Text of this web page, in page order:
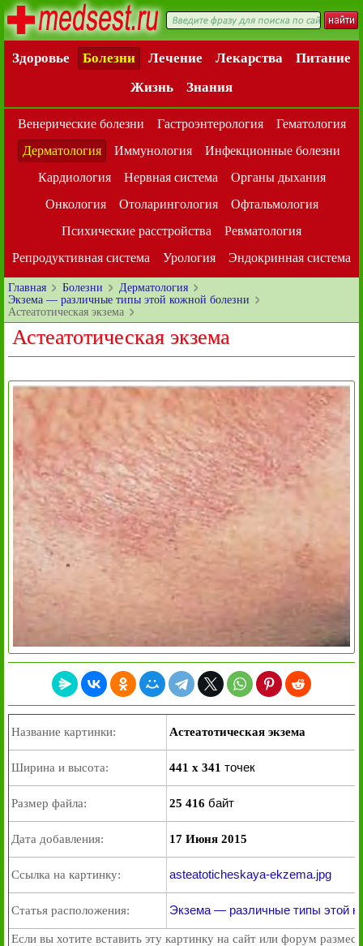
Здоровье Болезни Лечение Лекарства
Питание
Жизнь
Знания
Венерические болезни Гастроэнтерология
Гематология
Дерматология
Иммунология
Инфекционные болезни
Кардиология
Нервная система
Органы дыхания
Онкология
Отоларингология
Офтальмология
Психические расстройства
Ревматология
Репродуктивная система
Урология Эндокринная система
Главная Болезни
Дерматология
Экзема — различные типы этой кожной болезни
Астеатотическая экзема
Астеатотическая экзема
Название картинки: Астеатотическая экзема
Ширина и высота: 441 x 341 точек
Размер файла: 25 416 байт
Дата добавления: 17 Июня 2015
Ссылка на картинку: asteatoticheskaya-ekzema.jpg
Статья расположения: Экзема — различные типы этой
Если вы хотите вставить эту картинку на сайт или форум